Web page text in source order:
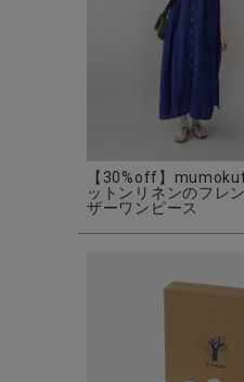
【30%off】
ットンリネンのフレ
ザーワンピース